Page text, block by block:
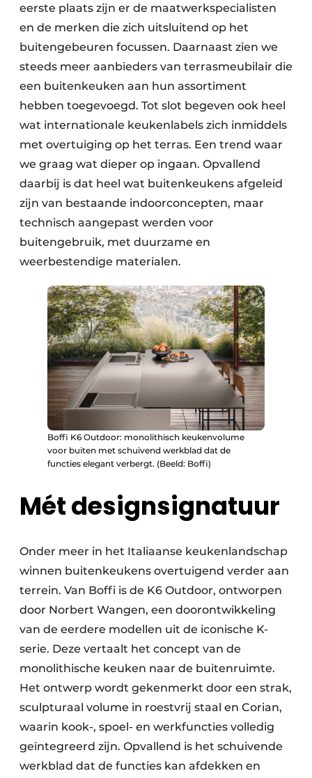
eerste plaats zijn er de maatwerk­specialisten
en de merken die zich uitsluitend op het
buitengebeuren focussen. Daarnaast zien we
steeds meer aanbieders van terrasmeubilair die
een buitenkeuken aan hun assortiment
hebben toegevoegd. Tot slot begeven ook heel
wat internationale keukenlabels zich inmiddels
met overtuiging op het terras. Een trend waar
we graag wat dieper op ingaan. Opvallend
daarbij is dat heel wat buiten­keukens afgeleid
zijn van bestaande indoorconcepten, maar
technisch aangepast werden voor
buitengebruik, met duurzame en
weerbestendige materialen.
Boffi K6 Outdoor: monolithisch keukenvolume
voor buiten met schuivend werkblad dat de
functies elegant verbergt. (Beeld: Boffi)
Mét designsignatuur
Onder meer in het Italiaanse keukenlandschap
winnen buitenkeukens overtuigend verder aan
terrein. Van Boffi is de K6 Outdoor, ontworpen
door Norbert Wangen, een doorontwikkeling
van de eerdere modellen uit de iconische K-
serie. Deze vertaalt het concept van de
monolithische keuken naar de buiten­ruimte.
Het ontwerp wordt gekenmerkt door een strak,
sculpturaal volume in roestvrij staal en Corian,
waarin kook-, spoel- en werkfuncties volledig
geïntegreerd zijn. Opvallend is het schuivende
werkblad dat de functies kan afdekken en